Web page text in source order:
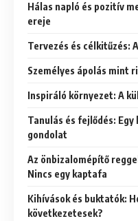
Hálas napló és pozitív
ereje
Tervezés és célkitűzés:
Személyes ápolás mint
Inspiráló környezet: A
Tanulás és fejlődés: Egy
gondolat
Az önbizalomépítő
Nincs egy kaptafa
Kihívások és buktatók:
következetesek?